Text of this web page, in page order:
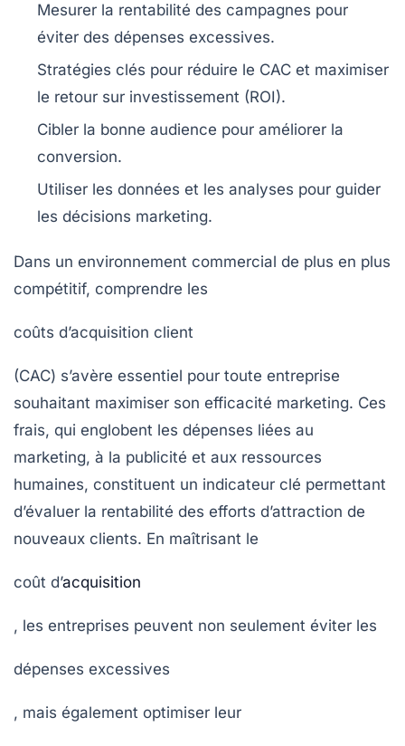
Mesurer la rentabilité des campagnes pour
éviter des dépenses excessives.
Stratégies clés pour réduire le CAC et maximiser
le retour sur investissement (ROI).
Cibler la bonne audience pour améliorer la
conversion.
Utiliser les données et les analyses pour guider
les décisions marketing.
Dans un environnement commercial de plus en plus
compétitif, comprendre les
coûts d’acquisition client
(CAC) s’avère essentiel pour toute entreprise
souhaitant maximiser son efficacité marketing. Ces
frais, qui englobent les dépenses liées au
marketing, à la publicité et aux ressources
humaines, constituent un indicateur clé permettant
d’évaluer la rentabilité des efforts d’attraction de
nouveaux clients. En maîtrisant le
coût d’acquisition
, les entreprises peuvent non seulement éviter les
dépenses excessives
, mais également optimiser leur